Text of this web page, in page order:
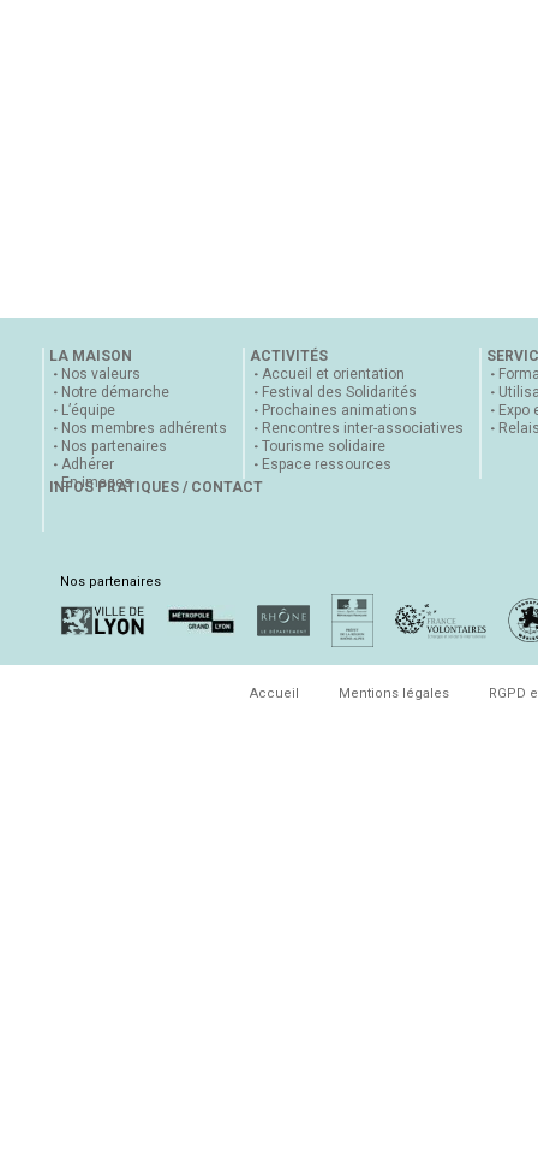
LA MAISON
Nos valeurs
Notre démarche
L’équipe
Nos membres adhérents
Nos partenaires
Adhérer
En images
ACTIVITÉS
Accueil et orientation
Festival des Solidarités
Prochaines animations
Rencontres inter-associatives
Tourisme solidaire
Espace ressources
Expo
INFOS PRATIQUES / CONTACT
Nos partenaires
Accueil Mentions légales RGPD